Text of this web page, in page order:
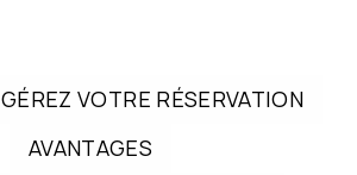
GÉREZ VOTRE RÉSERVATION
AVANTAGES